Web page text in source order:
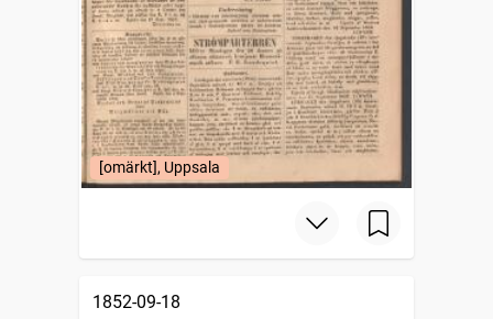
[omärkt], Uppsala
1852-09-18